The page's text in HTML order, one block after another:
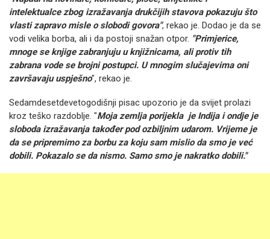
intelektualce zbog izražavanja drukčijih stavova pokazuju što
vlasti zapravo misle o slobodi govora", rekao je. Dodao je da se
vodi velika borba, ali i da postoji snažan otpor. "Primjerice,
mnoge se knjige zabranjuju u knjižnicama, ali protiv tih
zabrana vode se brojni postupci. U mnogim slučajevima oni
završavaju uspješno", rekao je.
Sedamdesetdevetogodišnji pisac upozorio je da svijet prolazi
kroz teško razdoblje. "Moja zemlja porijekla je Indija i ondje je
sloboda izražavanja također pod ozbiljnim udarom. Vrijeme je
da se pripremimo za borbu za koju sam mislio da smo je već
dobili. Pokazalo se da nismo. Samo smo je nakratko dobili."